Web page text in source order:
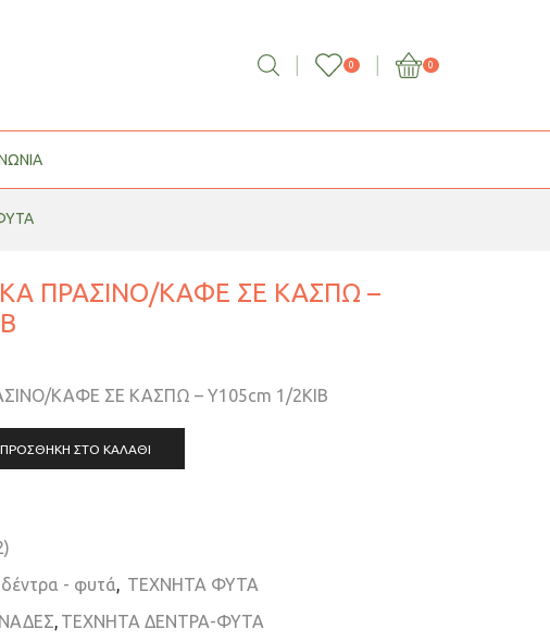
0 0
ΠΡΑΣΙΝΟ/ΚΑΦΕ ΣΕ ΚΑΣΠΩ –
ΚΑΦΕ ΣΕ ΚΑΣΠΩ – Υ105cm 1/2ΚΙΒ
ΠΡΟΣΘΉΚΗ ΣΤΟ ΚΑΛΆΘΙ
- φυτά, ΤΕΧΝΗΤΑ ΦΥΤΑ
, ΤΕΧΝΗΤΑ ΔΕΝΤΡΑ-ΦΥΤΑ